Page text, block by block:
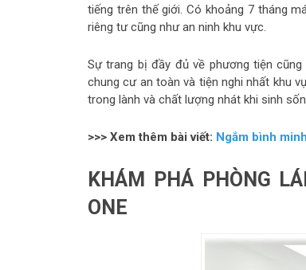
tiếng trên thế giới. Có khoảng 7 tháng
riêng tư cũng như an ninh khu vực.
Sự trang bị đầy đủ về phương tiện
chung cư an toàn và tiện nghi nhất khu
trong lành và chất lượng nhát khi sinh
>>> Xem thêm bài viết: Ngắm bình
KHÁM PHÁ PHÒNG
ONE